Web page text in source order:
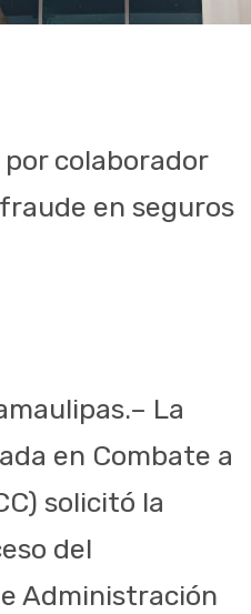
colaborador
en seguros
La
en Combate a
solicitó la
del
Administración